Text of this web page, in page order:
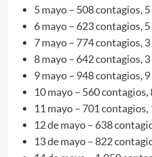
5 mayo – 508 contagios,
6 mayo – 623 contagios,
7 mayo – 774 contagios,
8 mayo – 642 contagios,
9 mayo – 948 contagios,
10 mayo – 560
11 mayo – 701
12 de mayo – 638
13 de mayo – 822